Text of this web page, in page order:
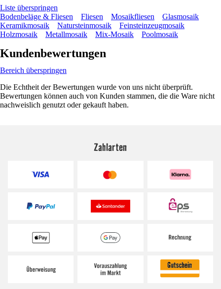
Liste überspringen
Bodenbeläge & Fliesen
Fliesen Mosaikfliesen
Glasmosaik
Keramikmosaik
Natursteinmosaik
Feinsteinzeugmosaik
Holzmosaik
Metallmosaik Mix-Mosaik Poolmosaik
Kundenbewertungen
Bereich überspringen
Die Echtheit der Bewertungen wurde von uns nicht überprüft.
Bewertungen können auch von Kunden stammen, die die Ware nicht
nachweislich genutzt oder gekauft haben.
Zahlarten